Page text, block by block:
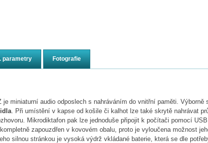
parametry Fotografie
miniaturní audio odposlech s nahráváním do vnitřní paměti. Výborně
. Při umístění v kapse od košile či kalhot lze také skrytě nahrávat
Mikrodiktafon pak lze jednoduše připojit k počítači pomocí USB
zapouzdřen v kovovém obalu, proto je vyloučena možnost
silnou stránkou je vysoká výdrž vkládané baterie, která se dle